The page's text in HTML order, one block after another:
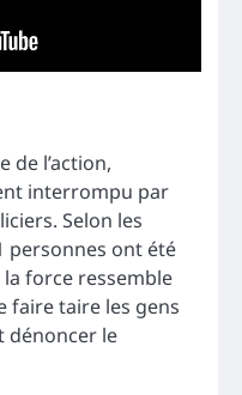
de l’action,
interrompu par
Selon les
personnes ont été
force ressemble
faire taire les gens
dénoncer le